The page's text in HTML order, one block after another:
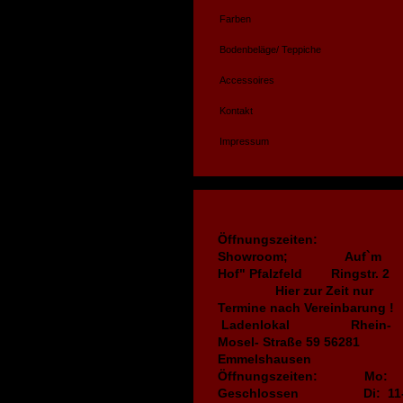
Farben
Bodenbeläge/ Teppiche
Accessoires
Kontakt
Impressum
Öffnungszeiten:
Showroom; Auf`m
Hof" Pfalzfeld Ringstr.
Hier zur Zeit nur
Termine nach Vereinbarung !
Ladenlokal Rhein-
Mosel- Straße 59 56281
Emmelshausen
Öffnungszeiten: Mo:
Geschlossen Di: